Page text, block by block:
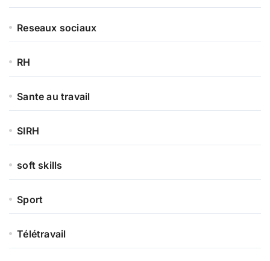
Reseaux sociaux
RH
Sante au travail
SIRH
soft skills
Sport
Télétravail